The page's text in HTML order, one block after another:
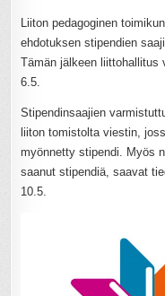
Liiton pedagoginen
ehdotuksen stipendien
Tämän jälkeen liittohallitus
6.5.
Stipendinsaajien
liiton tomistolta viestin,
myönnetty stipendi. Myös
saanut stipendiä, saavat
10.5.